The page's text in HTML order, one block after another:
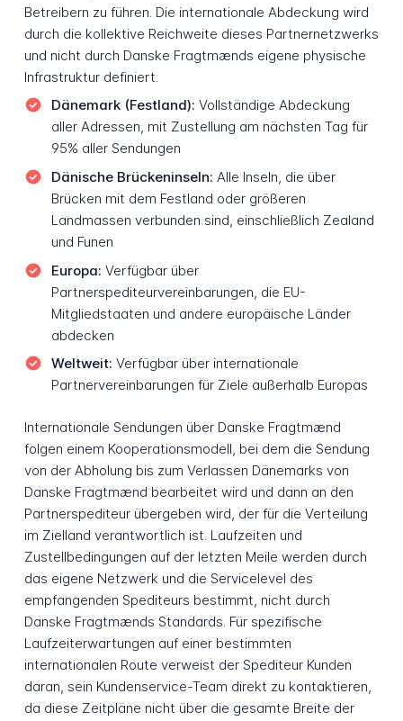
Betreibern zu führen. Die internationale Abdeckung wird
durch die kollektive Reichweite dieses Partnernetzwerks
und nicht durch Danske Fragtmænds eigene physische
Infrastruktur definiert.
Dänemark (Festland): Vollständige Abdeckung
aller Adressen, mit Zustellung am nächsten Tag für
95% aller Sendungen
Dänische Brückeninseln: Alle Inseln, die über
Brücken mit dem Festland oder größeren
Landmassen verbunden sind, einschließlich Zealand
und Funen
Europa: Verfügbar über
Partnerspediteurvereinbarungen, die EU-
Mitgliedstaaten und andere europäische Länder
abdecken
Weltweit: Verfügbar über internationale
Partnervereinbarungen für Ziele außerhalb Europas
Internationale Sendungen über Danske Fragtmænd
folgen einem Kooperationsmodell, bei dem die Sendung
von der Abholung bis zum Verlassen Dänemarks von
Danske Fragtmænd bearbeitet wird und dann an den
Partnerspediteur übergeben wird, der für die Verteilung
im Zielland verantwortlich ist. Laufzeiten und
Zustellbedingungen auf der letzten Meile werden durch
das eigene Netzwerk und die Servicelevel des
empfangenden Spediteurs bestimmt, nicht durch
Danske Fragtmænds Standards. Für spezifische
Laufzeiterwartungen auf einer bestimmten
internationalen Route verweist der Spediteur Kunden
daran, sein Kundenservice-Team direkt zu kontaktieren,
da diese Zeitpläne nicht über die gesamte Breite der